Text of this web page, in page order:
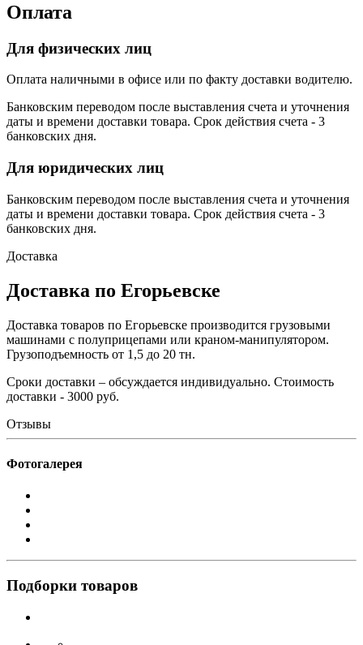
Оплата
Для физических лиц
Оплата наличными в офисе или по факту доставки водителю.
Банковским переводом после выставления счета и уточнения
даты и времени доставки товара. Срок действия счета - 3
банковских дня.
Для юридических лиц
Банковским переводом после выставления счета и уточнения
даты и времени доставки товара. Срок действия счета - 3
банковских дня.
Доставка
Доставка по Егорьевске
Доставка товаров по Егорьевске производится грузовыми
машинами с полуприцепами или краном-манипулятором.
Грузоподъемность от 1,5 до 20 тн.
Сроки доставки – обсуждается индивидуально. Стоимость
доставки - 3000 руб.
Отзывы
Фотогалерея
Подборки товаров